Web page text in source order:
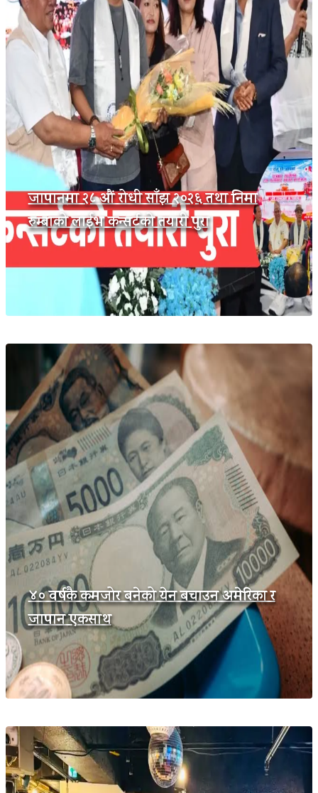
जापानमा २८ औं रोधी साँझ २०२६ तथा निमा
रुम्बाको लाईभ कन्सर्टको तयारी पुरा
४० वर्षकै कमजोर बनेको येन बचाउन अमेरिका र
जापान एकसाथ